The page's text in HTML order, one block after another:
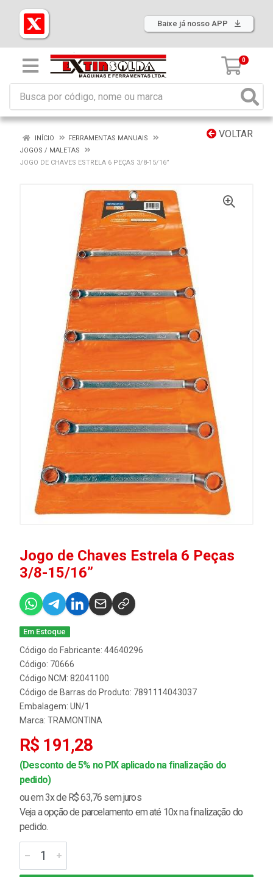
Baixe já nosso APP
0
VOLTAR
INÍCIO
FERRAMENTAS MANUAIS
JOGOS / MALETAS
JOGO DE CHAVES ESTRELA 6 PEÇAS 3/8-15/16”
Jogo de Chaves Estrela 6 Peças
3/8-15/16”
Em Estoque
Código do Fabricante: 44640296
Código: 70666
Código NCM: 82041100
Código de Barras do Produto: 7891114043037
Embalagem: UN/1
Marca: TRAMONTINA
R$ 191,28
(Desconto de 5% no PIX aplicado na finalização do
pedido)
ou em 3x de R$ 63,76 sem juros
Veja a opção de parcelamento em até 10x na finalização do
pedido.